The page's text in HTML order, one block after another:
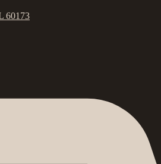
60173